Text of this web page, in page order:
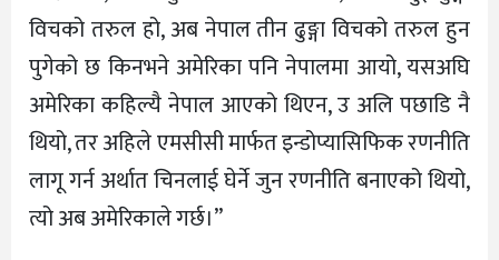
विचको तरुल हो, अब नेपाल तीन ढुङ्गा विचको तरुल हुन
पुगेको छ किनभने अमेरिका पनि नेपालमा आयो, यसअघि
अमेरिका कहिल्यै नेपाल आएको थिएन, उ अलि पछाडि नै
थियो, तर अहिले एमसीसी मार्फत इन्डोप्यासिफिक रणनीति
लागू गर्न अर्थात चिनलाई घेर्ने जुन रणनीति बनाएको थियो,
त्यो अब अमेरिकाले गर्छ।”